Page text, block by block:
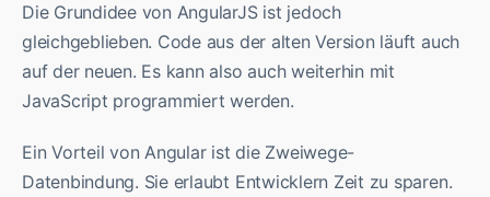
Die Grundidee von AngularJS ist jedoch
gleichgeblieben. Code aus der alten Version läuft auch
auf der neuen. Es kann also auch weiterhin mit
JavaScript programmiert werden.
Ein Vorteil von Angular ist die Zweiwege-
Datenbindung. Sie erlaubt Entwicklern Zeit zu sparen.